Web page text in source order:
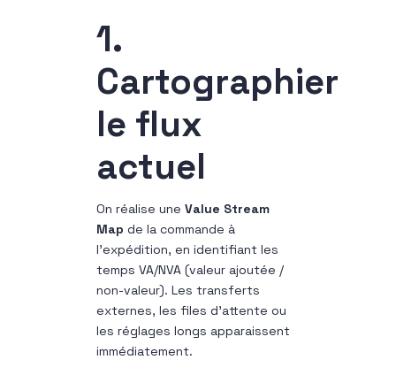
1.
Cartographier
le flux
actuel
On réalise une Value Stream
Map de la commande à
l’expédition, en identifiant les
temps VA/NVA (valeur ajoutée /
non-valeur). Les transferts
externes, les files d’attente ou
les réglages longs apparaissent
immédiatement.